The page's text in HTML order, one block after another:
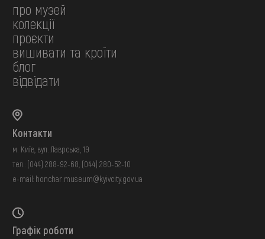
про музей
колекції
проєкти
вишивати та кроїти
блог
відвідати
Контакти
м. Київ, вул. Лаврська, 19
тел.: (044) 288-92-68 (044) 280-52-10
e-mail: honchar.museum@kyivcity.gov.ua
Графік роботи